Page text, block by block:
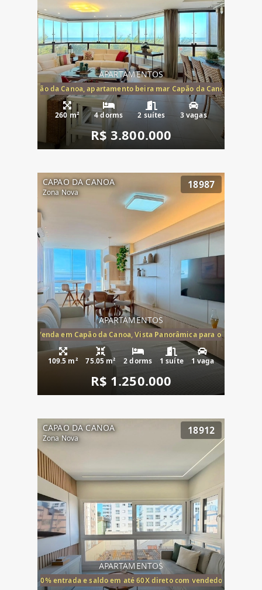
APARTAMENTOS
mar Capão da Canoa, apartamento beira mar Capão da Canoa,
260 m² 4 dorms 2 suítes 3 vagas
R$ 3.800.000
CAPAO DA CANOA
Zona Nova
18987
APARTAMENTOS
Mar à Venda em Capão da Canoa, Vista Panorâmica para o Mar, 2
109.5 m² 75.05 m² 2 dorms 1 suíte 1 vaga
R$ 1.250.000
CAPAO DA CANOA
Zona Nova
18912
APARTAMENTOS
20% entrada e saldo em até 60X direto com vendedor